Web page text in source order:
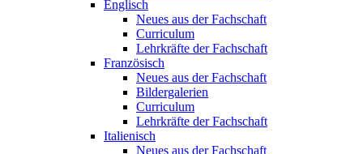
Englisch
Neues aus der Fachschaft
Curriculum
Lehrkräfte der Fachschaft
Französisch
Neues aus der Fachschaft
Bildergalerien
Curriculum
Lehrkräfte der Fachschaft
Italienisch
Neues aus der Fachschaft